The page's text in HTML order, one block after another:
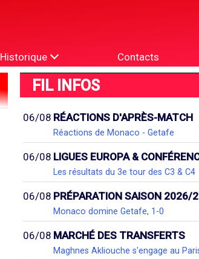
Historique Contacts
FIL INFOS
06/08 RÉACTIONS D'APRÈS-MATCH
Réactions de Monaco - Getafe
06/08 LIGUES EUROPA &
Les résultats du 3e tour des C3 & C4
06/08 PRÉPARATION SAISON 2026/
Monaco domine Getafe, 1-0
06/08 MARCHÉ DES TRANSFERTS
Maghnes Akliouche s'engage au